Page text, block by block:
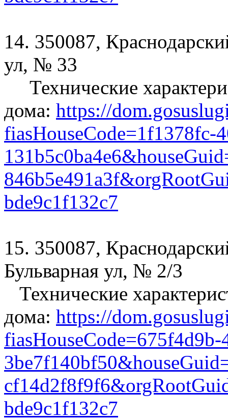
14. 350087,
ул, № 33
Технические
дома: https://
fiasHouseCode=1f1378fc-
bde9c1f132c7
15. 350087,
Бульварная ул, № 2/3
Технические
дома: https://
bde9c1f132c7